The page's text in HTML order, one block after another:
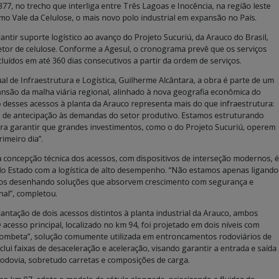
no trecho que interliga entre Três Lagoas e Inocência, na região leste
Vale da Celulose, o mais novo polo industrial em expansão no País.
suporte logístico ao avanço do Projeto Sucuriú, da Arauco do Brasil,
de celulose. Conforme a Agesul, o cronograma prevê que os serviços
em até 360 dias consecutivos a partir da ordem de serviços.
de Infraestrutura e Logística, Guilherme Alcântara, a obra é parte de um
da malha viária regional, alinhado à nova geografia econômica do
desses acessos à planta da Arauco representa mais do que infraestrutura:
antecipação às demandas do setor produtivo. Estamos estruturando
garantir que grandes investimentos, como o do Projeto Sucuriú, operem
dia”.
concepção técnica dos acessos, com dispositivos de interseção modernos, é
Estado com a logística de alto desempenho. “Não estamos apenas ligando
desenhando soluções que absorvem crescimento com segurança e
completou.
de dois acessos distintos à planta industrial da Arauco, ambos
acesso principal, localizado no km 94, foi projetado em dois níveis com
solução comumente utilizada em entroncamentos rodoviários de
faixas de desaceleração e aceleração, visando garantir a entrada e saída
sobretudo carretas e composições de carga.